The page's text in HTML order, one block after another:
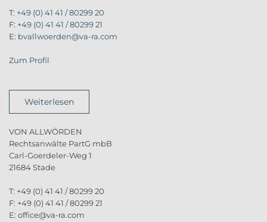
T: +49 (0) 41 41 / 80299 20
F: +49 (0) 41 41 / 80299 21
E: bvallwoerden@va-ra.com
Zum Profil
Weiterlesen
VON ALLWÖRDEN
Rechtsanwälte PartG mbB
Carl-Goerdeler-Weg 1
21684 Stade
T: +49 (0) 41 41 / 80299 20
F: +49 (0) 41 41 / 80299 21
E: office@va-ra.com